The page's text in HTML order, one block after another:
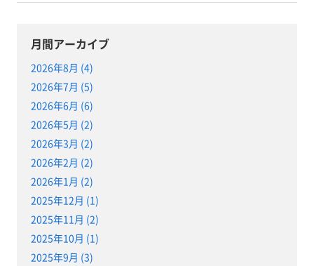
月間アーカイブ
2026年8月 (4)
2026年7月 (5)
2026年6月 (6)
2026年5月 (2)
2026年3月 (2)
2026年2月 (2)
2026年1月 (2)
2025年12月 (1)
2025年11月 (2)
2025年10月 (1)
2025年9月 (3)